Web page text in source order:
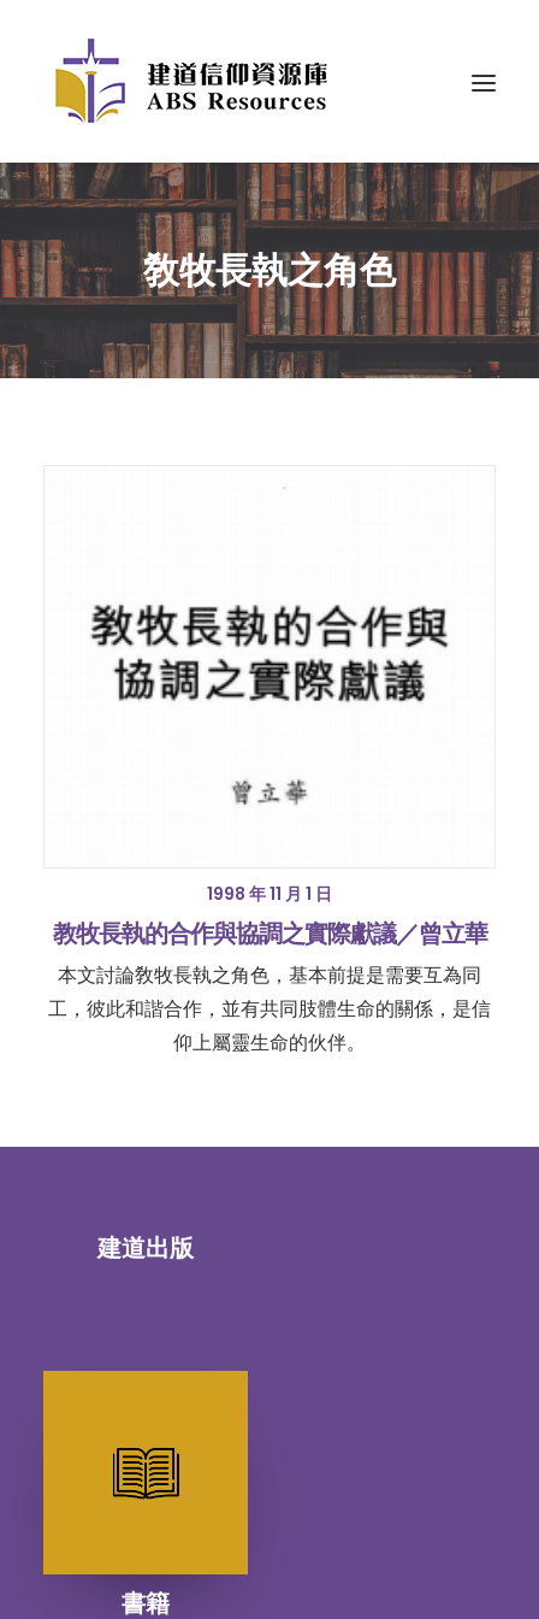
敎牧長執之角色
1998 年 11 月 1 日
教牧長執的合作與協調之實際獻議／曾立華
本文討論敎牧長執之角色，基本前提是需要互為同
工，彼此和諧合作，並有共同肢體生命的關係，是信
仰上屬靈生命的伙伴。
建道出版
書籍